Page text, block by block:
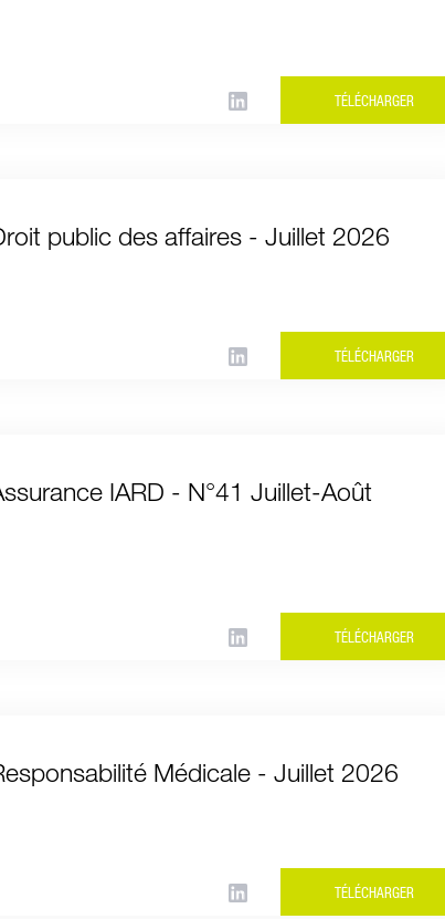
TÉLÉCHARGER
public des affaires - Juillet 2026
TÉLÉCHARGER
IARD - N°41 Juillet-Août
TÉLÉCHARGER
Médicale - Juillet 2026
TÉLÉCHARGER